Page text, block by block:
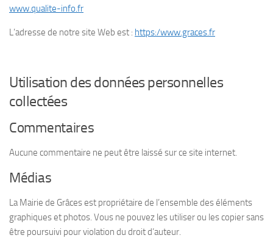
www.qualite-info.fr
L’adresse de notre site Web est : https:/www.graces.fr
Utilisation des données personnelles
collectées
Commentaires
Aucune commentaire ne peut être laissé sur ce site internet.
Médias
La Mairie de Grâces est propriétaire de l’ensemble des éléments
graphiques et photos. Vous ne pouvez les utiliser ou les copier sans
être poursuivi pour violation du droit d’auteur.